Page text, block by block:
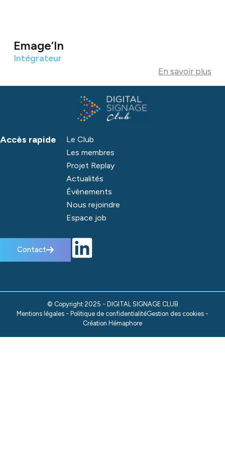
Emage’In
Intégrateur
En savoir plus
Accès rapide
Le Club
Les membres
Projet Replay
Actualités
Évènements
Nous rejoindre
Espace job
Contact
© Copyright 2025 - DIGITAL SIGNAGE CLUB
Mentions légales - Politique de confidentialitéGestion des cookies -
Création Hémaphore